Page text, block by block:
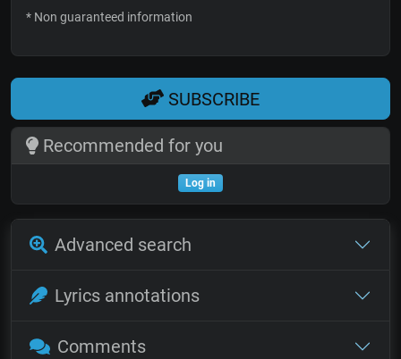
* Non guaranteed information
SUBSCRIBE
Recommended for you
Log in
Advanced search
Lyrics annotations
Comments